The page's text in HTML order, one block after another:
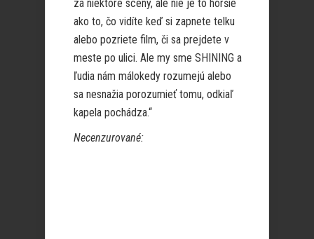
za niektoré scény, ale nie je to horšie
ako to, čo vidíte keď si zapnete telku
alebo pozriete film, či sa prejdete v
meste po ulici. Ale my sme SHINING a
ľudia nám málokedy rozumejú alebo
sa nesnažia porozumieť tomu, odkiaľ
kapela pochádza.“
Necenzurované: